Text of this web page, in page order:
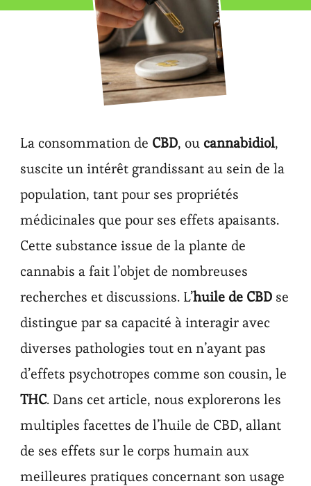
La consommation de CBD, ou cannabidiol,
suscite un intérêt grandissant au sein de la
population, tant pour ses propriétés
médicinales que pour ses effets apaisants.
Cette substance issue de la plante de
cannabis a fait l’objet de nombreuses
recherches et discussions. L’huile de CBD se
distingue par sa capacité à interagir avec
diverses pathologies tout en n’ayant pas
d’effets psychotropes comme son cousin, le
THC. Dans cet article, nous explorerons les
multiples facettes de l’huile de CBD, allant
de ses effets sur le corps humain aux
meilleures pratiques concernant son usage